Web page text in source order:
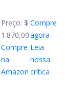
Preço: $
1.870,00
Compre
na
Amazon
Compre
agora
Leia
nossa
crítica